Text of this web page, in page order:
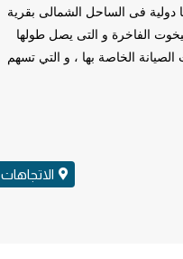
دولية فى الساحل الشمالى بقرية
الفاخرة و التى يصل طولها
خدمات الصيانة الخاصة بها ، و التي تسهم
الاتجاهات